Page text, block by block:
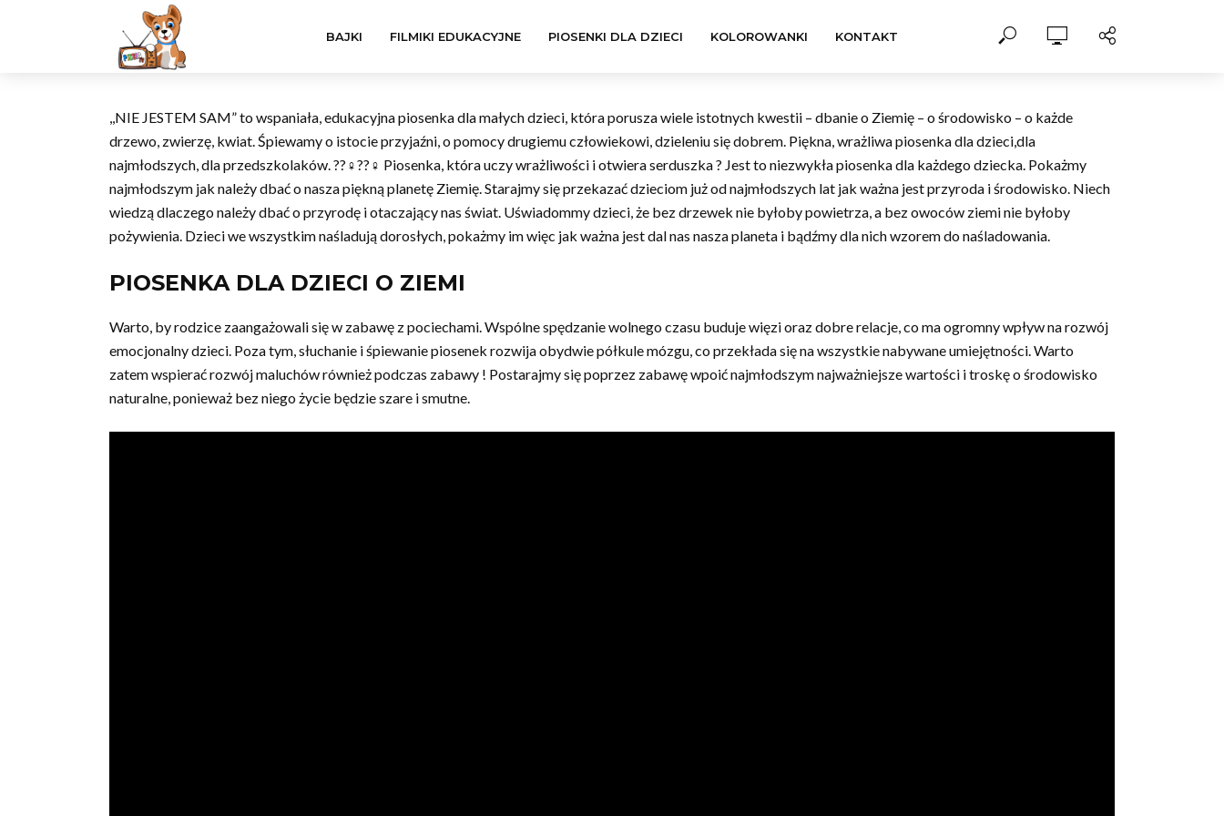
BAJKI FILMIKI EDUKACYJNE PIOSENKI DLA DZIECI KOLOROWANKI KONTAKT
,,NIE JESTEM SAM” to wspaniała, edukacyjna piosenka dla małych dzieci, która porusza wiele istotnych kwestii – dbanie o Ziemię – o środowisko – o każde
drzewo, zwierzę, kwiat. Śpiewamy o istocie przyjaźni, o pomocy drugiemu człowiekowi, dzieleniu się dobrem. Piękna, wrażliwa piosenka dla dzieci,dla
najmłodszych, dla przedszkolaków. ??‍♀️??‍♀️ Piosenka, która uczy wrażliwości i otwiera serduszka ? Jest to niezwykła piosenka dla każdego dziecka. Pokażmy
najmłodszym jak należy dbać o nasza piękną planetę Ziemię. Starajmy się przekazać dzieciom już od najmłodszych lat jak ważna jest przyroda i środowisko. Niech
wiedzą dlaczego należy dbać o przyrodę i otaczający nas świat. Uświadommy dzieci, że bez drzewek nie byłoby powietrza, a bez owoców ziemi nie byłoby
pożywienia. Dzieci we wszystkim naśladują dorosłych, pokażmy im więc jak ważna jest dal nas nasza planeta i bądźmy dla nich wzorem do naśladowania.
PIOSENKA DLA DZIECI O ZIEMI
Warto, by rodzice zaangażowali się w zabawę z pociechami. Wspólne spędzanie wolnego czasu buduje więzi oraz dobre relacje, co ma ogromny wpływ na rozwój
emocjonalny dzieci. Poza tym, słuchanie i śpiewanie piosenek rozwija obydwie półkule mózgu, co przekłada się na wszystkie nabywane umiejętności. Warto
zatem wspierać rozwój maluchów również podczas zabawy ! Postarajmy się poprzez zabawę wpoić najmłodszym najważniejsze wartości i troskę o środowisko
naturalne, ponieważ bez niego życie będzie szare i smutne.